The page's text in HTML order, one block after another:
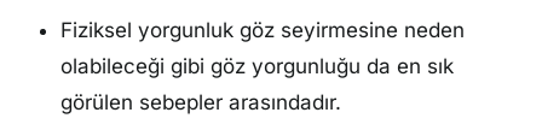
Fiziksel yorgunluk göz seyirmesine neden
olabileceği gibi göz yorgunluğu da en sık
görülen sebepler arasındadır.